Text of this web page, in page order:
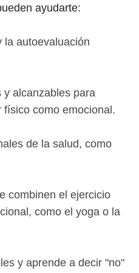
ayudarte:
la autoevaluación
y alcanzables para
como emocional.
de la salud, como
combinen el ejercicio
como el yoga o la
y aprende a decir "no"